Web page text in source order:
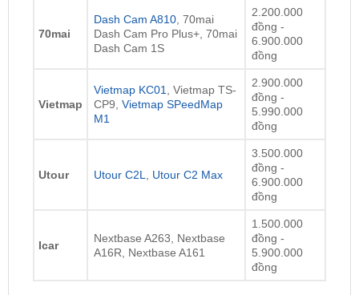
đồng
Vietmap KC01
2.900.000
đồng -
đồng
3.500.000
đồng -
đồng
1.500.000
đồng -
đồng
Giá lắp đặt camera hành trình ô tôcó thể